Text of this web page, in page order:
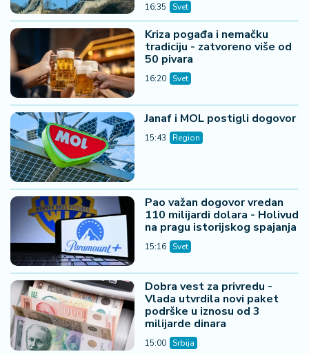
16:35 Svet
Kriza pogađa i nemačku
tradiciju - zatvoreno više od
50 pivara
16:20 Svet
Janaf i MOL postigli dogovor
15:43 Region
Pao važan dogovor vredan
110 milijardi dolara - Holivud
na pragu istorijskog spajanja
15:16 Svet
Dobra vest za privredu -
Vlada utvrdila novi paket
podrške u iznosu od 3
milijarde dinara
15:00 Srbija